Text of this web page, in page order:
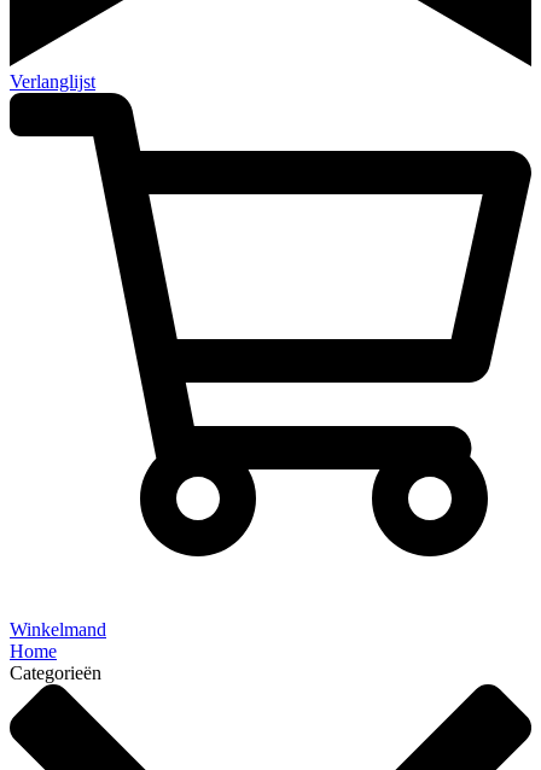
Verlanglijst
Winkelmand
Home
Categorieën